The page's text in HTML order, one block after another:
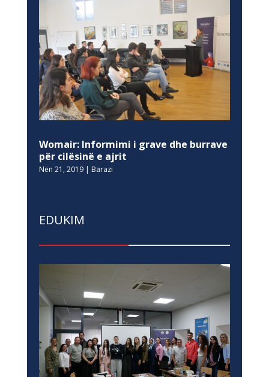
Womair: Informimi i grave dhe burrave
për cilësinë e ajrit
Nën 21, 2019| Barazi
EDUKIM